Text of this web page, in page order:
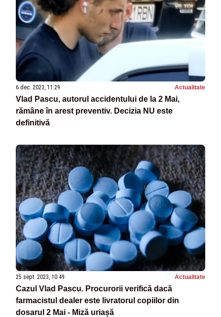
6 dec. 2023, 11:29 Actualitate
Vlad Pascu, autorul accidentului de la 2 Mai,
rămâne în arest preventiv. Decizia NU este
definitivă
25 sept. 2023, 10:49 Actualitate
Cazul Vlad Pascu. Procurorii verifică dacă
farmacistul dealer este livratorul copiilor din
dosarul 2 Mai - Miză uriașă